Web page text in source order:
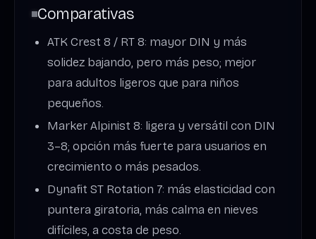
Comparativas
ATK Crest 8 / RT 8: mayor DIN y más
solidez bajando, pero más peso; mejor
para adultos ligeros que para niños
pequeños.
Marker Alpinist 8: ligera y versátil con DIN
3–8; opción más fuerte para usuarios en
crecimiento o más pesados.
Dynafit ST Rotation 7: más elasticidad con
puntera giratoria, más calma en nieves
difíciles, a costa de peso.